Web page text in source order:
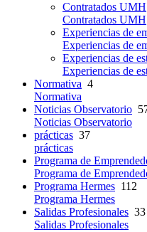
Contratados UMH
Contratados UMH
Experiencias de
Experiencias de
Experiencias de
Experiencias de
Normativa 4
Normativa
Noticias Observatorio
Noticias Observatorio
prácticas 37
prácticas
Programa de
Programa de
Programa Hermes 112
Programa Hermes
Salidas Profesionales 33
Salidas Profesionales